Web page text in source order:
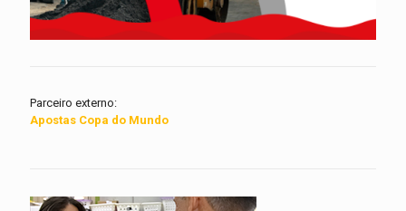
Parceiro externo:
Apostas Copa do Mundo